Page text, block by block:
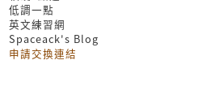
低調一點
英文練習網
Spaceack's Blog
申請交換連結